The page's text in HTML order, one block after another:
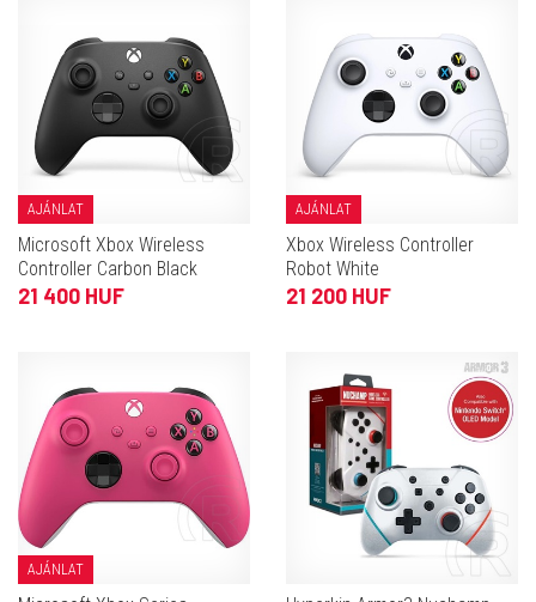
AJÁNLAT
Microsoft Xbox Wireless
Controller Carbon Black
21 400 HUF
AJÁNLAT
Xbox Wireless Controller
Robot White
21 200 HUF
AJÁNLAT